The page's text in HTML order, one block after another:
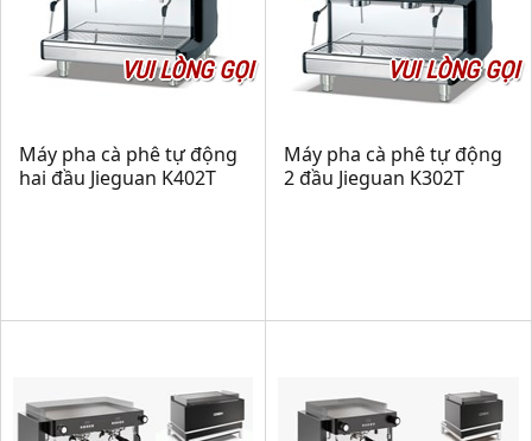
VUI LÒNG GỌI
Máy pha cà phê tự động
hai đầu Jieguan K402T
VUI LÒNG GỌI
Máy pha cà phê tự động
2 đầu Jieguan K302T